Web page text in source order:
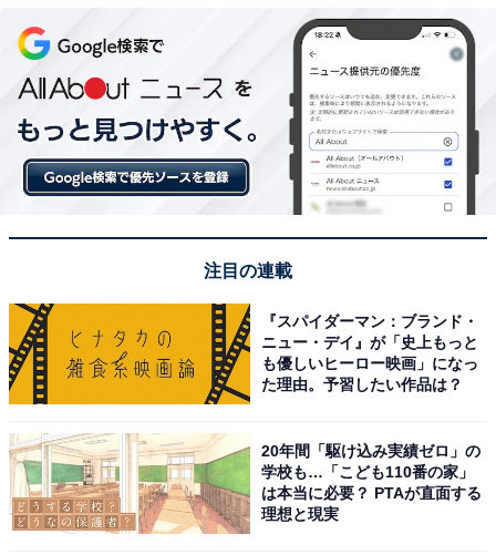
注目の連載
『スパイダーマン：ブランド・
ニュー・デイ』が「史上もっと
も優しいヒーロー映画」になっ
た理由。予習したい作品は？
20年間「駆け込み実績ゼロ」の
学校も…「こども110番の家」
は本当に必要？ PTAが直面する
理想と現実